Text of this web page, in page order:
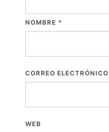
NOMBRE *
CORREO ELECTRÓNICO
WEB